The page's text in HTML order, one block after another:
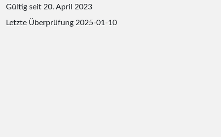
Gültig seit 20. April 2023
Letzte Überprüfung 2025-01-10